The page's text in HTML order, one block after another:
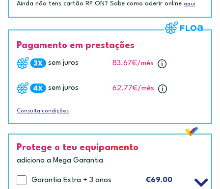
Ainda não tens cartão RP ON? Sabe como aderir online aqui
Pagamento em prestações
sem juros 83.67€/mês
sem juros 62.77€/mês
Consulta condições
Protege o teu equipamento
adiciona a Mega Garantia
Garantia Extra + 3 anos
€69.00